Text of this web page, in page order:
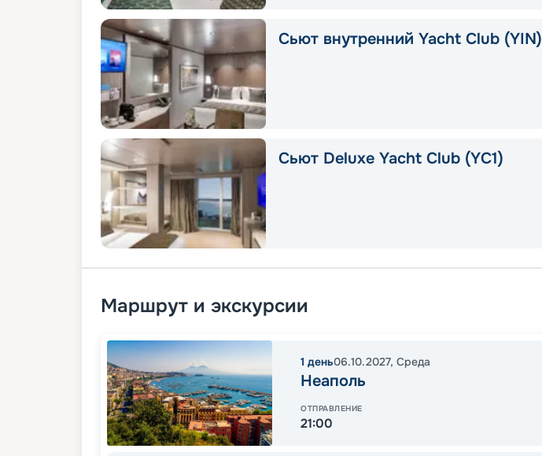
Сьют внутренний Yacht Club (YIN)
Сьют Deluxe Yacht Club (YC1)
Маршрут и экскурсии
1 день06.10.2027, Среда
Неаполь
ОТПРАВЛЕНИЕ
21:00